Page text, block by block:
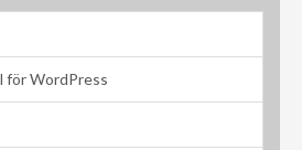
för WordPress